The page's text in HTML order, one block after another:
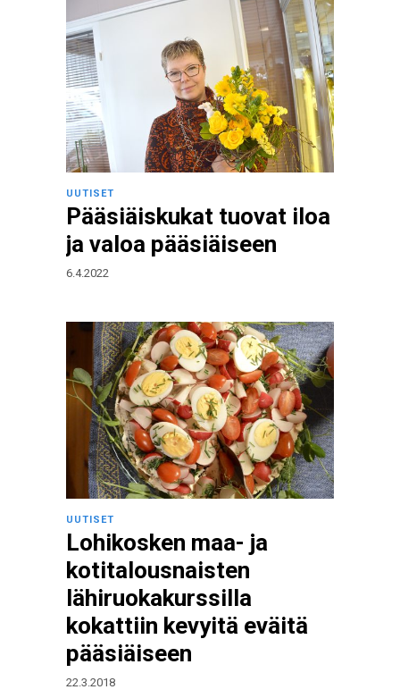
UUTISET
Pääsiäiskukat tuovat iloa
ja valoa pääsiäiseen
6.4.2022
UUTISET
Lohikosken maa- ja
kotitalousnaisten
lähiruokakurssilla
kokattiin kevyitä eväitä
pääsiäiseen
22.3.2018